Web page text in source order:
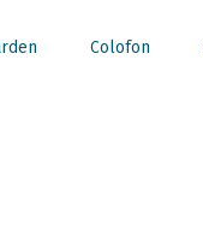
Colofon